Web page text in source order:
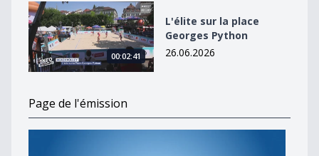
L&#039;élite sur la place Georges Python
00:02:41
L'élite sur la place
Georges Python
26.06.2026
Page de l'émission